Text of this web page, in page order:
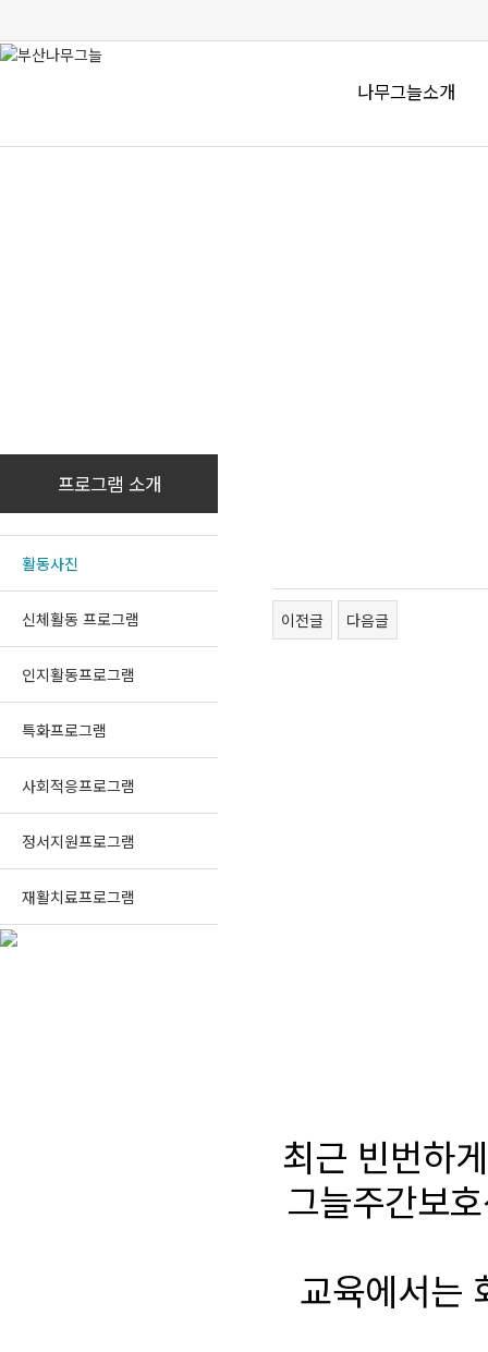
나무그늘소개
프로그램 소개
활동사진
신체활동 프로그램
인지활동프로그램
특화프로그램
사회적응프로그램
정서지원프로그램
재활치료프로그램
이전글 다음글
최근 빈번하
그늘주간보
교육에서는